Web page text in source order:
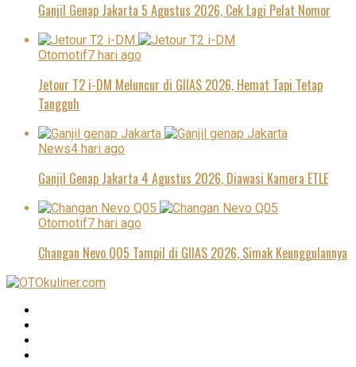
Ganjil Genap Jakarta 5 Agustus 2026, Cek Lagi Pelat Nomor
Otomotif7 hari ago
Jetour T2 i-DM Meluncur di GIIAS 2026, Hemat Tapi Tetap
Tangguh
News4 hari ago
Ganjil Genap Jakarta 4 Agustus 2026, Diawasi Kamera ETLE
Otomotif7 hari ago
Changan Nevo Q05 Tampil di GIIAS 2026, Simak Keunggulannya